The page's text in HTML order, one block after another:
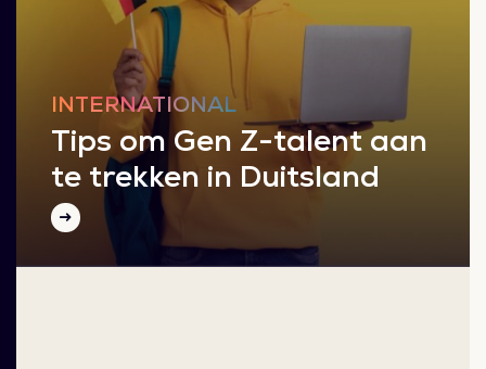
INTERNATIONAL
Tips om Gen Z-talent aan
te trekken in Duitsland